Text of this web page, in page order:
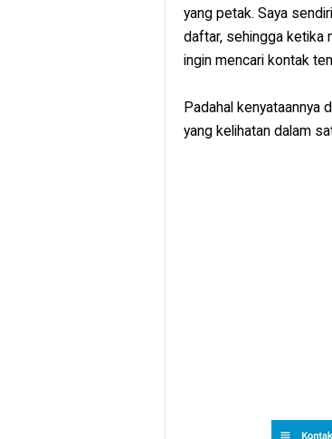
yang petak. Saya
daftar, sehingga ketika
ingin mencari kontak
Padahal kenyataannya
yang kelihatan dalam